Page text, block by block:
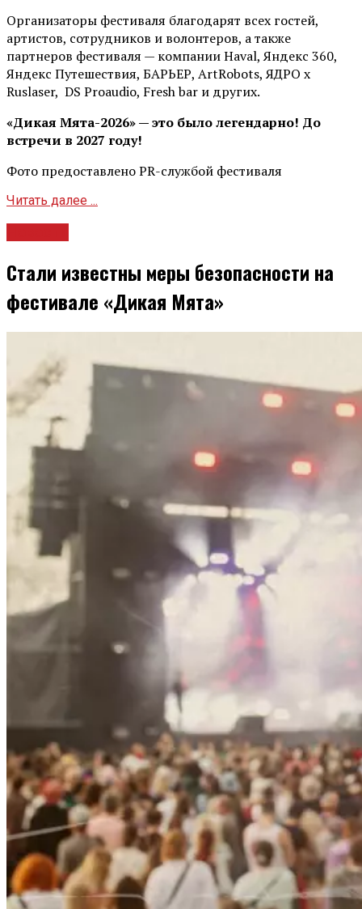
Организаторы фестиваля благодарят всех гостей,
артистов, сотрудников и волонтеров, а также
партнеров фестиваля — компании Haval, Яндекс 360,
Яндекс Путешествия, БАРЬЕР, ArtRobots, ЯДРО х
Ruslaser, DS Proaudio, Fresh bar и других.
«Дикая Мята-2026» — это было легендарно! До
встречи в 2027 году!
Фото предоставлено PR-службой фестиваля
Читать далее ...
Стали известны меры безопасности на
фестивале «Дикая Мята»